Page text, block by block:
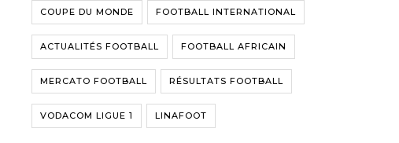
COUPE DU MONDE FOOTBALL INTERNATIONAL
ACTUALITÉS FOOTBALL FOOTBALL AFRICAIN
MERCATO FOOTBALL RÉSULTATS FOOTBALL
VODACOM LIGUE 1 LINAFOOT